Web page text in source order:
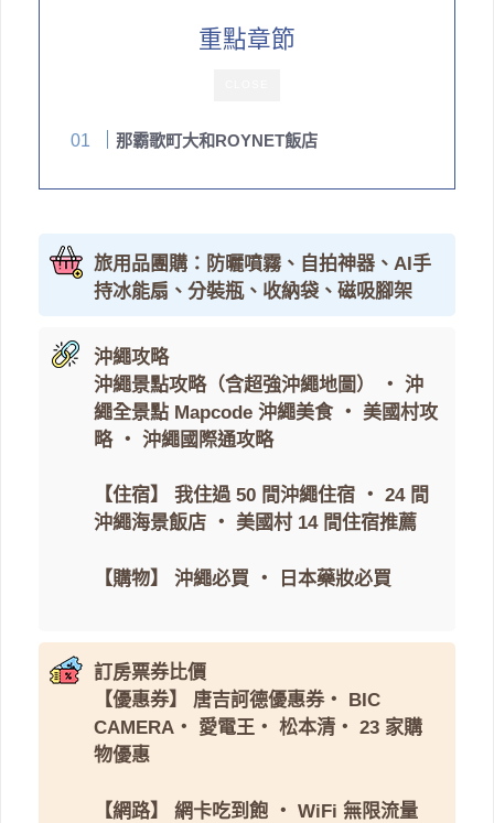
重點章節
那霸歌町大和ROYNET飯店
旅用品團購：防曬噴霧、自拍神器、AI手
持冰能扇、分裝瓶、收納袋、磁吸腳架
沖繩攻略
沖繩景點攻略（含超強沖繩地圖）
・ 沖
繩全景點 Mapcode 沖繩美食・ 美國村攻
略・ 沖繩國際通攻略
【住宿】 我住過 50 間沖繩住宿 ・ 24 間
沖繩海景飯店 ・ 美國村 14 間住宿推薦
【購物】 沖繩必買 ・ 日本藥妝必買
訂房票券比價
【優惠券】
唐吉訶德優惠券・
BIC
CAMERA ・ 愛電王 ・ 松本清 ・ 23 家購
物優惠
【網路】 網卡吃到飽 ・ WiFi 無限流量